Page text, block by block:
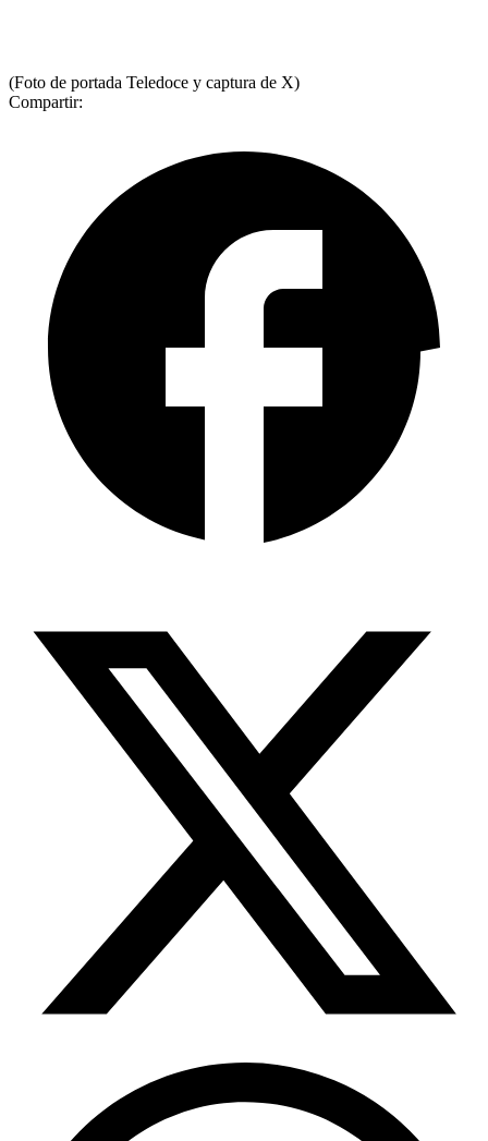
(Foto de portada Teledoce y captura de X)
Compartir: